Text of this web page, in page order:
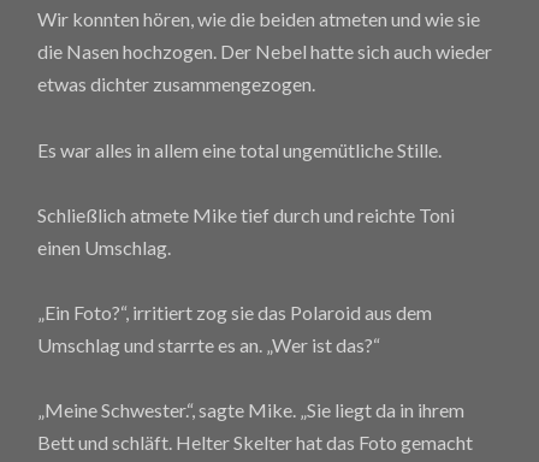
Wir konnten hören, wie die beiden atmeten und wie sie
die Nasen hochzogen. Der Nebel hatte sich auch wieder
etwas dichter zusammengezogen.
Es war alles in allem eine total ungemütliche Stille.
Schließlich atmete Mike tief durch und reichte Toni
einen Umschlag.
„Ein Foto?“, irritiert zog sie das Polaroid aus dem
Umschlag und starrte es an. „Wer ist das?“
„Meine Schwester.“, sagte Mike. „Sie liegt da in ihrem
Bett und schläft. Helter Skelter hat das Foto gemacht